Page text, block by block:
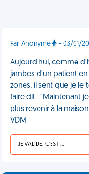
Par Anonyme - 03/01/
Aujourd'hui, comme
jambes d'un patient
zones, il sent que je le
faire dit : "Maintenant
plus revenir à la
VDM
JE VALIDE, C'EST UNE VDM